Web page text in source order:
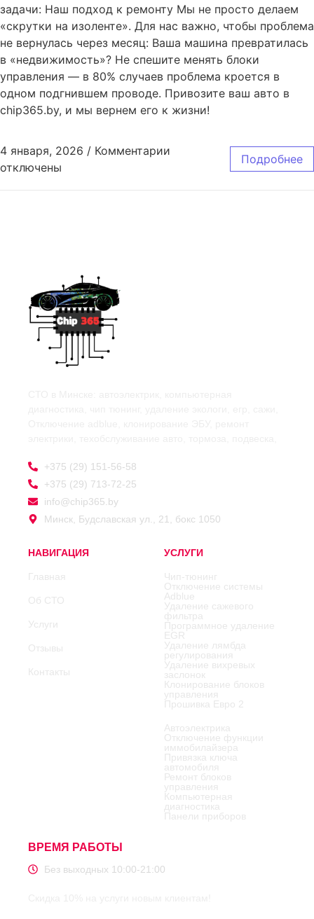
задачи: Наш подход к ремонту Мы не просто делаем
«скрутки на изоленте». Для нас важно, чтобы проблема
не вернулась через месяц: Ваша машина превратилась
в «недвижимость»? Не спешите менять блоки
управления — в 80% случаев проблема кроется в
одном подгнившем проводе. Привозите ваш авто в
chip365.by, и мы вернем его к жизни!
4 января, 2026 / Комментарии
отключены
Подробнее
+375 (29) 151-56-58
+375 (29) 713-72-25
info@chip365.by
Минск, Будславская ул., 21, бокс 1050
НАВИГАЦИЯ
Главная
Об СТО
Услуги
Отзывы
Контакты
УСЛУГИ
Чип-тюнинг
Отключение системы
Adblue
Удаление сажевого
фильтра
Программное удаление
EGR
Удаление лямбда
регулирования
Удаление вихревых
заслонок
Клонирование блоков
управления
Прошивка Евро 2
Автоэлектрика
Отключение функции
иммобилайзера
Привязка ключа
автомобиля
Ремонт блоков
управления
Компьютерная
диагностика
Панели приборов
ВРЕМЯ РАБОТЫ
Без выходных 10:00-21:00